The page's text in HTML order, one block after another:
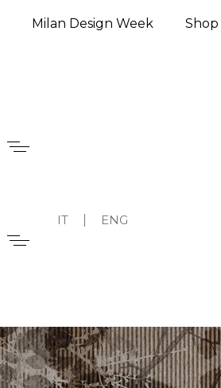
Milan Design Week Shop
IT ENG